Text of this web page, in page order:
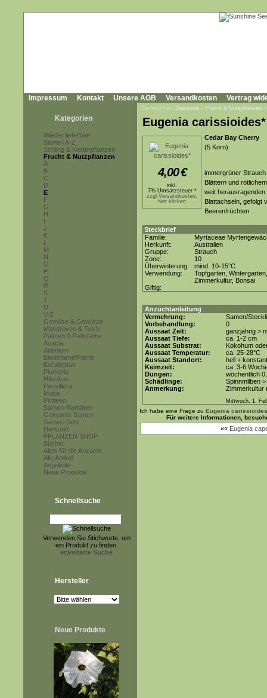
Impressum Kontakt Unsere AGB Versandkosten Vertrag
Kategorien
Wieder lieferbar!
Samen A-Z
Schling & Kletterpflanzen
Frucht & Nutzpflanzen
A
B
C
D
E
F
G
H
I
J
K
L
M
N
O
P
Q
R
S
T
U
V-Z
Gemüse & Gewürze
Mangroven & Teich
Palmen & Palmfarne
Acacia
Adenium
Baumfarne/Farne
Eucalyptus
Plumeria
Hibiskus
Passiflora
Musa
Proteen
Samen-Raritäten
Gekeimte Samen
Samen-Sets
Herkunft
PFLANZEN SHOP
Bücher
Alles für die Anzucht
Alle Artikel
Angebote
Neue Produkte
Schnellsuche
Verwenden Sie Stichworte, um
ein Produkt zu finden.
erweiterte Suche
Hersteller
Neue Produkte
Sie sind hier: Startseite » Frucht & Nutzpflanzen
Eugenia carissioides*
4,00€
inkl.
7% Umsatzsteuer *
zzgl.Versandkosten,
hier klicken
Cedar Bay Cherry
(5 Korn)
immergrüner
Blättern und
weit
Blattachseln, gefolgt
Beerenfrüchten
Steckbrief
Familie:
Myrtaceae
Herkunft:
Australien
Gruppe:
Strauch
Zone:
10
Überwinterung:
mind. 10-15°C
Verwendung:
Topfgarten, Wintergarten,
Zimmerkultur, Bonsai
Giftig:
Anzuchtanleitung
Vermehrung:
Samen/
Vorbehandlung:
0
Aussaat Zeit:
ganzjährig >
Aussaat Tiefe:
ca. 1-2 cm
Aussaat Substrat:
Kokohum
Aussaat Temperatur:
ca. 25-28°C
Aussaat Standort:
hell +
Keimzeit:
ca. 3-6
Düngen:
wöchentlich
Schädlinge:
Spinnmilben
Anmerkung:
Zimmerkultur
Mittwoch, 1.
Ich habe eine Frage zu Eugenia
Für weitere Informationen,
«« Eugenia